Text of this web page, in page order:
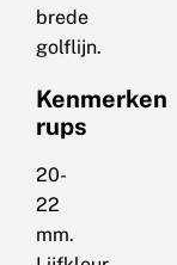
brede
golflijn.
Kenmerken
rups
20-
22
mm.